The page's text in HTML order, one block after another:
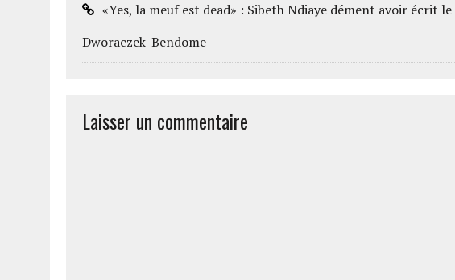
«Yes, la meuf est dead» : Sibeth Ndiaye dément avoir écrit
Dworaczek-Bendome
Laisser un commentaire